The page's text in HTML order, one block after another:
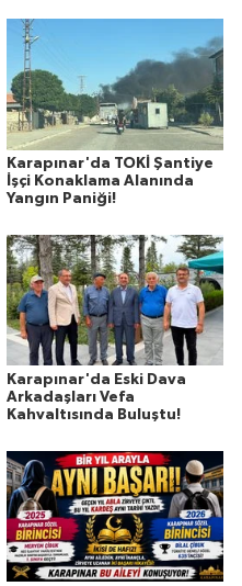
Karapınar'da TOKİ Şantiye
İşçi Konaklama Alanında
Yangın Paniği!
Karapınar'da Eski Dava
Arkadaşları Vefa
Kahvaltısında Buluştu!